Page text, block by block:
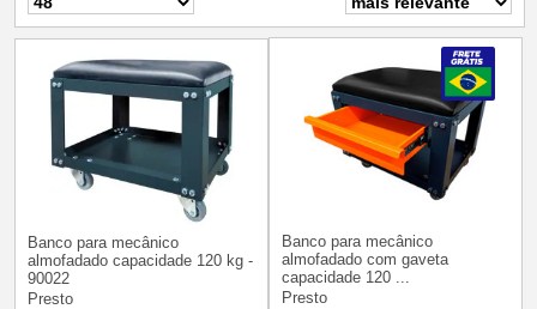
Banco para mecânico
almofadado capacidade 120 kg -
90022
Presto
Banco para mecânico
almofadado com gaveta
capacidade 120 ...
Presto